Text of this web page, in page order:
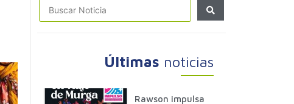
Últimas noticias
Rawson impulsa